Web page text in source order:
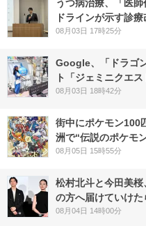
うつ病治療、「医
ドラインが示す診療
08月03日 17時25分
Google、「ドラゴ
ト「ジェミニクエ
08月03日 18時42分
街中にポケモン
洲で“伝説のポケモ
08月05日 15時55分
松村北斗と今田美桜
の方へ届けていけた
08月04日 14時00分